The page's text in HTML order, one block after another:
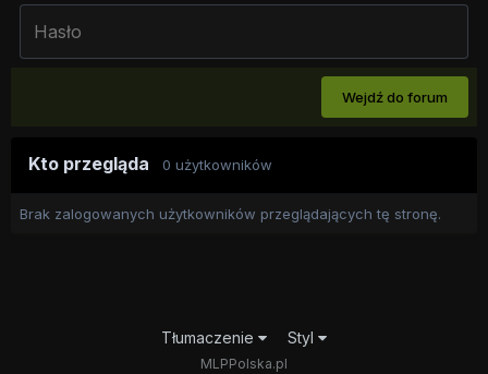
Wejdź do forum
Kto przegląda 0 użytkowników
Brak zalogowanych użytkowników przeglądających tę stronę.
Tłumaczenie Styl
MLPPolska.pl